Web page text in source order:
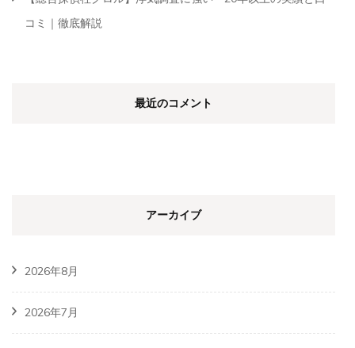
コミ｜徹底解説
最近のコメント
アーカイブ
2026年8月
2026年7月